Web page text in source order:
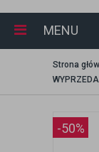
MENU
Strona
-50%